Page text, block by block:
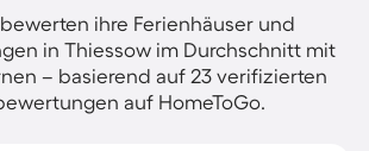
ihre Ferienhäuser und
in Thiessow im Durchschnitt mit
– basierend auf 23 verifizierten
auf HomeToGo.